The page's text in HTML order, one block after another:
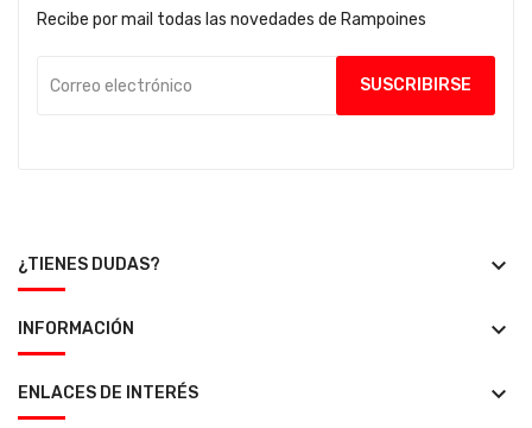
Recibe por mail todas las novedades de Rampoines
¿TIENES DUDAS? keyboard_arrow_down
INFORMACIÓN keyboard_arrow_down
ENLACES DE INTERÉS keyboard_arrow_down